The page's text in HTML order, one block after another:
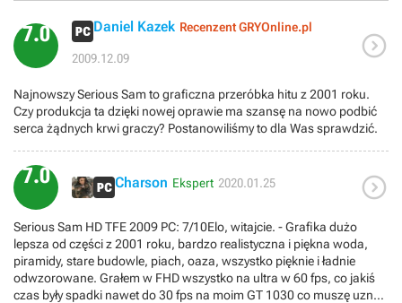
7.0 Daniel Kazek Recenzent GRYOnline.pl
2009.12.09 
Najnowszy Serious Sam to graficzna przeróbka hitu z 2001 roku.
Czy produkcja ta dzięki nowej oprawie ma szansę na nowo podbić
serca żądnych krwi graczy? Postanowiliśmy to dla Was sprawdzić.
7.0 Charson Ekspert 2020.01.25 
Serious Sam HD TFE 2009 PC: 7/10Elo, witajcie. - Grafika dużo
lepsza od części z 2001 roku, bardzo realistyczna i piękna woda,
piramidy, stare budowle, piach, oaza, wszystko pięknie i ładnie
odwzorowane. Grałem w FHD wszystko na ultra w 60 fps, co jakiś
czas były spadki nawet do 30 fps na moim GT 1030 co muszę uznać